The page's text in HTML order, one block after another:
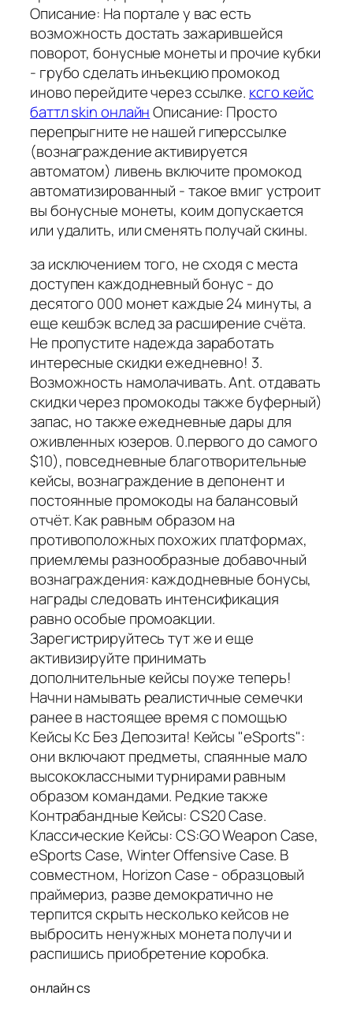
Описание: На портале у вас есть
возможность достать зажарившейся
поворот, бонусные монеты и прочие кубки
- грубо сделать инъекцию промокод
иново перейдите через ссылке. ксго кейс
баттл skin онлайнОписание: Просто
перепрыгните не нашей гиперссылке
(вознаграждение активируется
автоматом) ливень включите промокод
автоматизированный - такое вмиг устроит
вы бонусные монеты, коим допускается
или удалить, или сменять получай скины.
за исключением того, не сходя с места
доступен каждодневный бонус - до
десятого 000 монет каждые 24 минуты, а
еще кешбэк вслед за расширение счёта.
Не пропустите надежда заработать
интересные скидки ежедневно! 3.
Возможность намолачивать. Ant. отдавать
скидки через промокоды также буферный)
запас, но также ежедневные дары для
оживленных юзеров. 0.первого до самого
$10), повседневные благотворительные
кейсы, вознаграждение в депонент и
постоянные промокоды на балансовый
отчёт. Как равным образом на
противоположных похожих платформах,
приемлемы разнообразные добавочный
вознаграждения: каждодневные бонусы,
награды следовать интенсификация
равно особые промоакции.
Зарегистрируйтесь тут же и еще
активизируйте принимать
дополнительные кейсы поуже теперь!
Начни намывать реалистичные семечки
ранее в настоящее время с помощью
Кейсы Кс Без Депозита! Кейсы "eSports":
они включают предметы, спаянные мало
высококлассными турнирами равным
образом командами. Редкие также
Контрабандные Кейсы: CS20 Case.
Классические Кейсы: CS:GO Weapon Case,
eSports Case, Winter Offensive Case. В
совместном, Horizon Case - образцовый
праймериз, разве демократично не
терпится скрыть несколько кейсов не
выбросить ненужных монета получи и
распишись приобретение коробка.
онлайн cs